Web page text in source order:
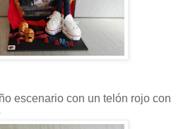
escenario con un telón rojo con